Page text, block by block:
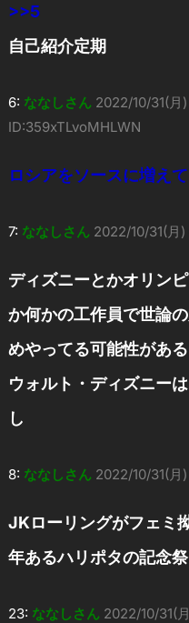
>>5
自己紹介定期
6: ななしさん 2022/10/31(
ID:359xTLvoMHLWN
ロシアをソースに増え
7: ななしさん 2022/10/31(月
ディズニーとかオリン
か何かの工作員で世論
めやってる可能性がある
ウォルト・ディズニー
し
8: ななしさん 2022/10/31(月
JKローリングがフェミ
年あるハリポタの記念
23: ななしさん 2022/10/31(